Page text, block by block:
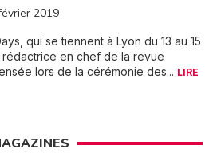
2019
qui se tiennent à Lyon du 13 au 15
en chef de la revue
lors de la cérémonie des... LIRE